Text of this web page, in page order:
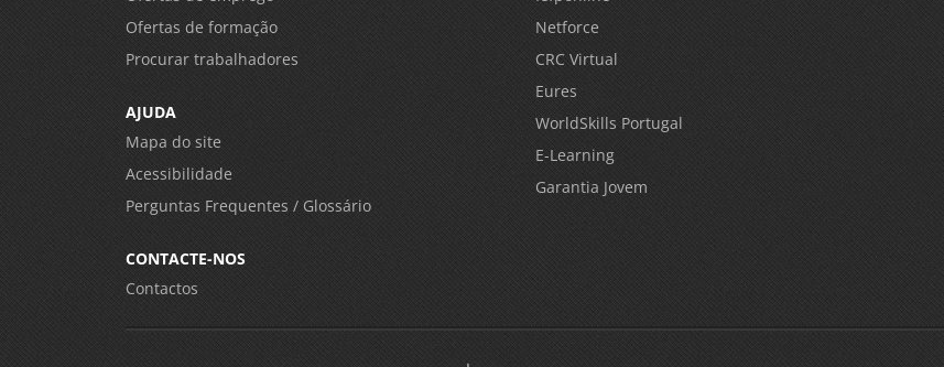
Ofertas de formação
Procurar trabalhadores
AJUDA
Mapa do site
Acessibilidade
Perguntas Frequentes / Glossário
CONTACTE-NOS
Contactos
Netforce
CRC Virtual
Eures
WorldSkills Portugal
E-Learning
Garantia Jovem